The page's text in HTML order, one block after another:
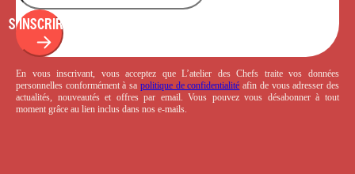
S'INSCRIRE
En vous inscrivant, vous acceptez que L’atelier des Chefs traite vos données
personnelles conformément à sa politique de confidentialité afin de vous adresser des
actualités, nouveautés et offres par email. Vous pouvez vous désabonner à tout
moment grâce au lien inclus dans nos e-mails.